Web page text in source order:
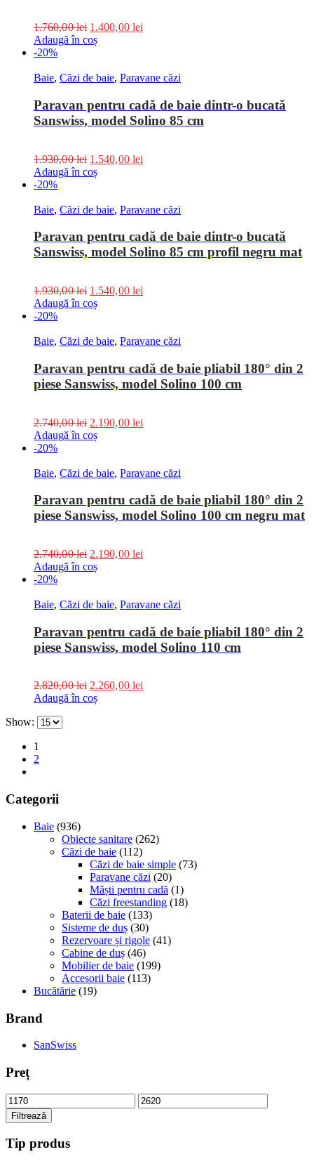
1.760,00lei 1.400,00 lei
Adaugă în coș
-20%
Baie, Căzi de baie, Paravane căzi
Paravan pentru cadă de baie dintr-o bucată
Sanswiss, model Solino 85 cm
1.930,00lei 1.540,00 lei
Adaugă în coș
-20%
Baie, Căzi de baie, Paravane căzi
Paravan pentru cadă de baie dintr-o bucată
Sanswiss, model Solino 85 cm profil negru mat
1.930,00lei 1.540,00 lei
Adaugă în coș
-20%
Baie, Căzi de baie, Paravane căzi
Paravan pentru cadă de baie pliabil 180° din 2
piese Sanswiss, model Solino 100 cm
2.740,00lei 2.190,00 lei
Adaugă în coș
-20%
Baie, Căzi de baie, Paravane căzi
Paravan pentru cadă de baie pliabil 180° din 2
piese Sanswiss, model Solino 100 cm negru mat
2.740,00lei 2.190,00 lei
Adaugă în coș
-20%
Baie, Căzi de baie, Paravane căzi
Paravan pentru cadă de baie pliabil 180° din 2
piese Sanswiss, model Solino 110 cm
2.820,00lei 2.260,00 lei
Adaugă în coș
Show:
1
2
Categorii
Baie (936)
Obiecte sanitare (262)
Căzi de baie (112)
Căzi de baie simple (73)
Paravane căzi (20)
Măști pentru cadă (1)
Căzi freestanding (18)
Baterii de baie (133)
Sisteme de duș (30)
Rezervoare și rigole (41)
Cabine de duș (46)
Mobilier de baie (199)
Accesorii baie (113)
Bucătărie (19)
Brand
SanSwiss
Preț
Filtrează
Tip produs